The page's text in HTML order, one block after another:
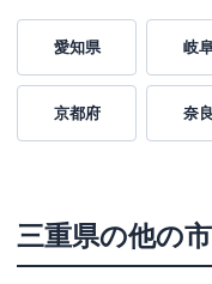
愛知県 岐
京都府 奈
三重県の他の